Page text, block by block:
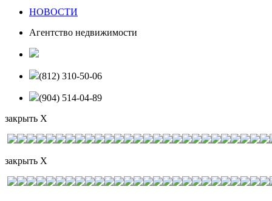
НОВОСТИ
Агентство недвижимости
(812) 310-50-06
(904) 514-04-89
закрыть X
закрыть X